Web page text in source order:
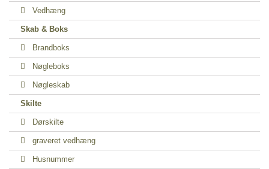
Vedhæng
Skab & Boks
Brandboks
Nøgleboks
Nøgleskab
Skilte
Dørskilte
graveret vedhæng
Husnummer